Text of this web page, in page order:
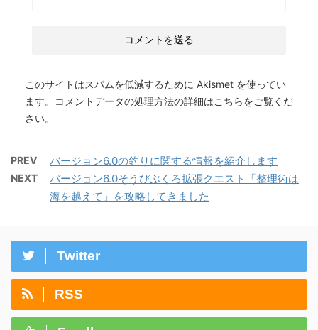
このサイトはスパムを低減するために Akismet を使ってい
ます。
コメントデータの処理方法の詳細はこちらをご覧くだ
さい。
PREV バージョン6.0の釣りに関する情報を紹介します
NEXT
バージョン6.0そうびぶくろ拡張クエスト「整理術は
海を越えて」を攻略してきました
Twitter
RSS